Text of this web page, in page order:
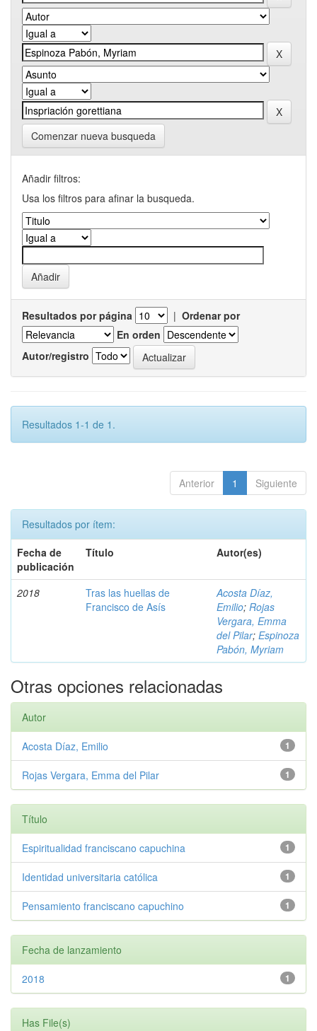
Comenzar nueva busqueda
Añadir filtros:
Usa los filtros para afinar la busqueda.
Resultados por página | Ordenar por
En orden
Autor/registro
Resultados 1-1 de 1.
Anterior 1 Siguiente
Resultados por ítem:
Fecha de
publicación
Título Autor(es)
2018
Tras las huellas de
Francisco de Asís
Acosta Díaz,
Emilio; Rojas
Vergara, Emma
del Pilar; Espinoza
Pabón, Myriam
Otras opciones relacionadas
Autor
1
Acosta Díaz, Emilio
1
Rojas Vergara, Emma del Pilar
Título
1
Espiritualidad franciscano capuchina
1
Identidad universitaria católica
1
Pensamiento franciscano capuchino
Fecha de lanzamiento
1
2018
Has File(s)